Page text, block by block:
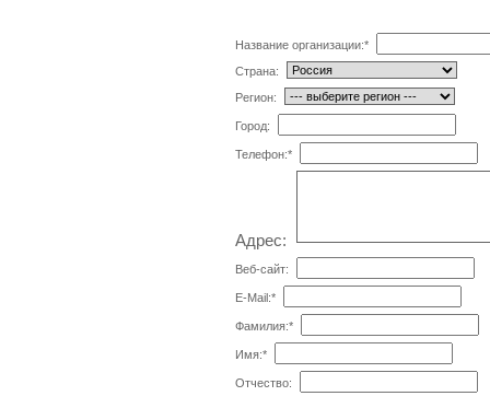
Название организации:*
Страна:
Регион:
Город:
Телефон:*
Адрес:
Веб-сайт:
E-Mail:*
Фамилия:*
Имя:*
Отчество: